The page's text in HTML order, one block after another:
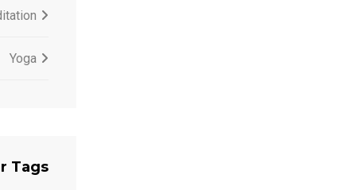
Yoga
Tags